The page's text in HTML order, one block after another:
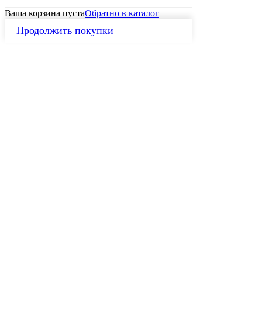
Ваша корзина пустаОбратно в каталог
Продолжить покупки